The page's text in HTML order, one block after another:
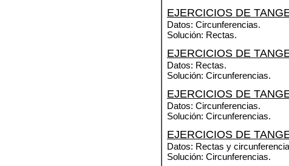
EJERCICIOS DE
Datos: Circunferencias.
Solución: Rectas.
EJERCICIOS DE
Datos: Rectas.
Solución: Circunferencias.
EJERCICIOS DE
Datos: Circunferencias.
Solución: Circunferencias.
EJERCICIOS DE
Datos: Rectas y
Solución: Circunferencias.